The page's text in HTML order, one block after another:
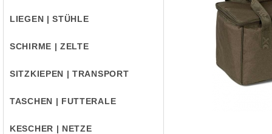
LIEGEN | STÜHLE
SCHIRME | ZELTE
SITZKIEPEN | TRANSPORT
TASCHEN | FUTTERALE
KESCHER | NETZE